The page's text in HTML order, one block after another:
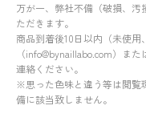
万が一、弊社不備（破損、
ただきます。
商品到着後10日以内（未使
（info@bynaillabo.com）ま
連絡ください。
※思った色味と違う等は閲覧
備に該当致しません。